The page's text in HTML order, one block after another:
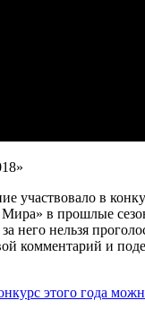
участвовало в
в прошлые
него нельзя
комментарий и
этого года